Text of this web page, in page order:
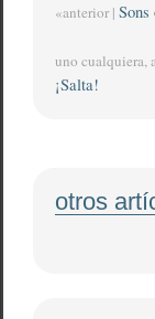
«anterior |
uno cualquiera,
¡Salta!
otros